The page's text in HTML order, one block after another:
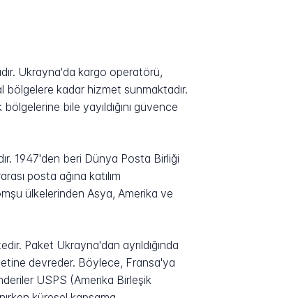
Ukrayna'da kargo operatörü,
kadar hizmet sunmaktadır.
bile yayıldığını güvence
1947'den beri Dünya Posta Birliği
posta ağına katılım
ülkelerinden Asya, Amerika ve
Paket Ukrayna'dan ayrıldığında
devreder. Böylece, Fransa'ya
USPS (Amerika Birleşik